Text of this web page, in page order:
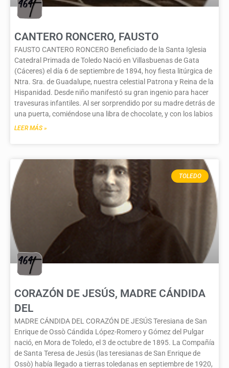
CANTERO RONCERO, FAUSTO
FAUSTO CANTERO RONCERO Beneficiado de la Santa Iglesia
Catedral Primada de Toledo Nació en Villasbuenas de Gata
(Cáceres) el día 6 de septiembre de 1894, hoy fiesta litúrgica de
Ntra. Sra. de Guadalupe, nuestra celestial Patrona y Reina de la
Hispanidad. Desde niño manifestó su gran ingenio para hacer
travesuras infantiles. Al ser sorprendido por su madre detrás de
una puerta, comiéndose una libra de chocolate, y con los labios
LEER MÁS »
TOLEDO
CORAZÓN DE JESÚS, MADRE CÁNDIDA
DEL
MADRE CÁNDIDA DEL CORAZÓN DE JESÚS Teresiana de San
Enrique de Ossò Cándida López-Romero y Gómez del Pulgar
nació, en Mora de Toledo, el 3 de octubre de 1895. La Compañía
de Santa Teresa de Jesús (las teresianas de San Enrique de
Ossò) había llegado a tierras toledanas en septiembre de 1920,